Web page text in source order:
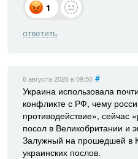
1
ответить
6 августа 2026 в 09:50 #
Украина использовала
конфликте с РФ, чему
противодействие», сейчас
посол в Великобритании и
Залужный на прошедшей в
украинских послов.